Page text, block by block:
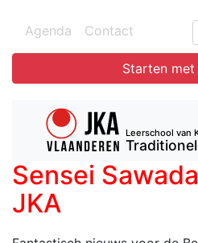
Agenda Contact
Starten met
Leerschool van
Sensei
JKA